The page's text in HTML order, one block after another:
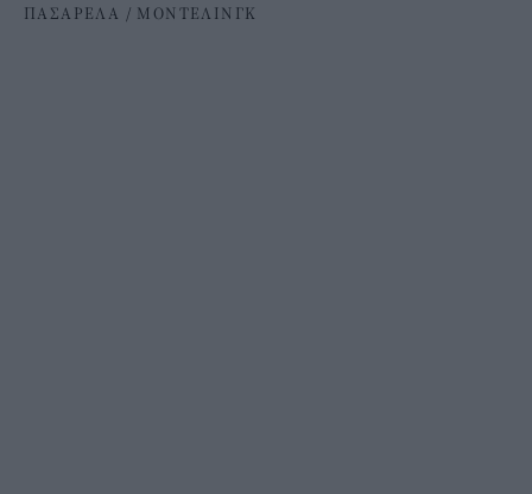
ΠΑΣΑΡΕΛΑ / ΜΟΝΤΕΛΙΝΓΚ